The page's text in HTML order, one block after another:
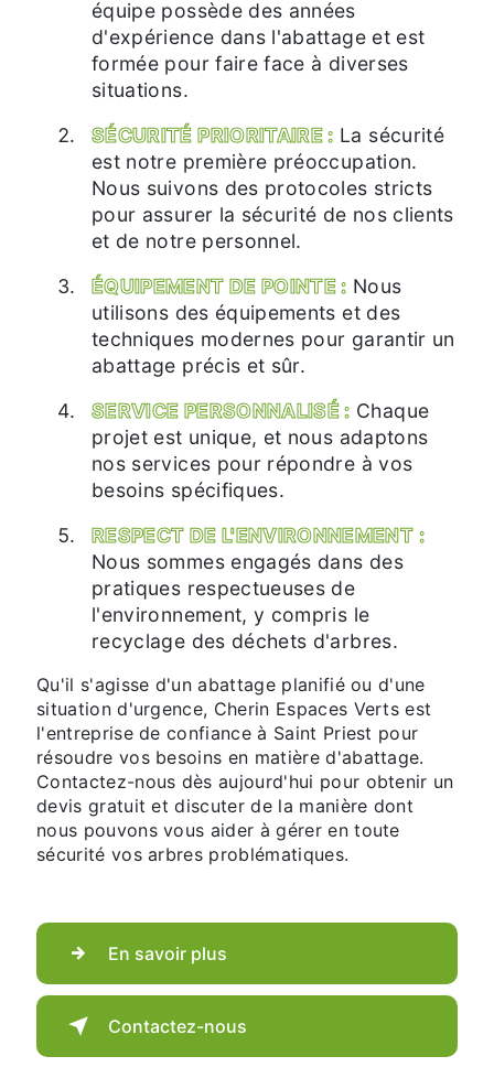
équipe possède des années
d'expérience dans l'abattage et est
formée pour faire face à diverses
situations.
SÉCURITÉ PRIORITAIRE : La sécurité
est notre première préoccupation.
Nous suivons des protocoles stricts
pour assurer la sécurité de nos clients
et de notre personnel.
ÉQUIPEMENT DE POINTE : Nous
utilisons des équipements et des
techniques modernes pour garantir un
abattage précis et sûr.
SERVICE PERSONNALISÉ : Chaque
projet est unique, et nous adaptons
nos services pour répondre à vos
besoins spécifiques.
RESPECT DE L'ENVIRONNEMENT :
Nous sommes engagés dans des
pratiques respectueuses de
l'environnement, y compris le
recyclage des déchets d'arbres.
Qu'il s'agisse d'un abattage planifié ou d'une
situation d'urgence, Cherin Espaces Verts est
l'entreprise de confiance à Saint Priest pour
résoudre vos besoins en matière d'abattage.
Contactez-nous dès aujourd'hui pour obtenir un
devis gratuit et discuter de la manière dont
nous pouvons vous aider à gérer en toute
sécurité vos arbres problématiques.
En savoir plus
Contactez-nous